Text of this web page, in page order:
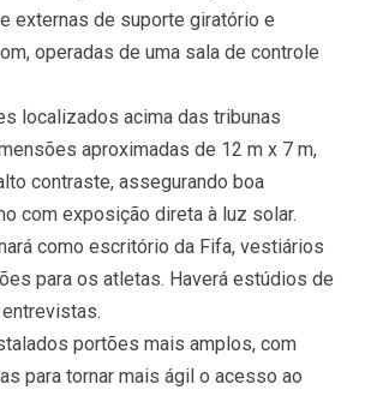
externas de suporte giratório e
operadas de uma sala de controle
localizados acima das tribunas
aproximadas de 12 m x 7 m,
contraste, assegurando boa
com exposição direta à luz solar.
como escritório da Fifa, vestiários
para os atletas. Haverá estúdios de
portões mais amplos, com
para tornar mais ágil o acesso ao